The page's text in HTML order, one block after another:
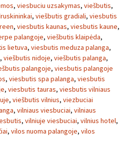
, viesbuciu uzsakymas, viešbutis,
, viešbutis gradiali, viesbutis
, viesbutis kaunas, viesbutis kaune,
palangoje, viešbutis klaipėda,
lietuva, viesbutis meduza palanga,
, viešbutis nidoje, viešbutis palanga,
palangoje, viesbutis palangoje
, viesbutis spa palanga, viesbutis
, viesbutis tauras, viesbutis vilniaus
, viešbutis vilnius, viezbuciai
, vilniaus viesbuciai, vilniaus
, vilniuje viesbuciai, vilnius hotel,
, vilos nuoma palangoje, vilos